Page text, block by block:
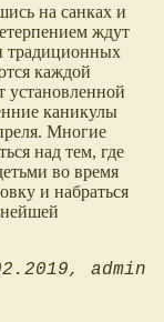
на санках и
ждут
традиционных
каждой
установленной
каникулы
Многие
над тем, где
во время
и набраться
admin